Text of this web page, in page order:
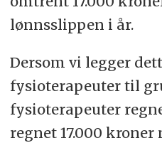
lønnsslippen i år.
Dersom vi legger
fysioterapeuter til
fysioterapeuter
regnet 17.000